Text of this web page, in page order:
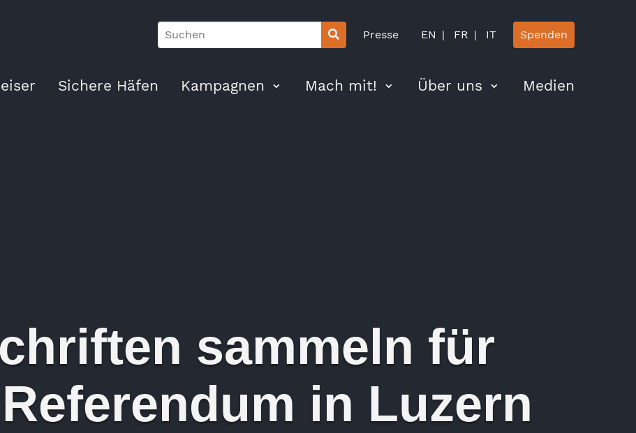
Sichere Häfen Kampagnen Mach mit! Über uns Medien
Presse EN FR IT Spenden
sammeln für
in Luzern